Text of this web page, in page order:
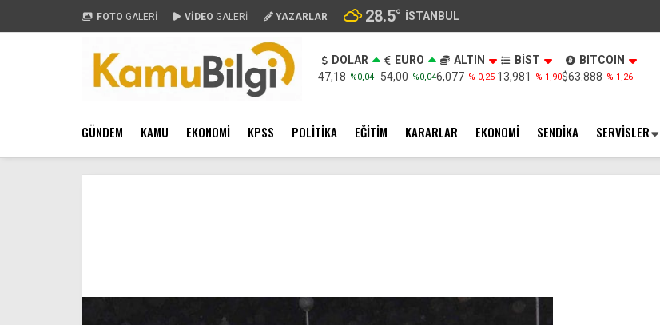
FOTO GALERİ VİDEO GALERİ YAZARLAR 28.5° İSTANBUL
DOLAR
47,18 %0,04
EURO
54,00 %0,04
ALTIN
6,077 %-0,25
BİST
13,981
%-1,90
BITCOIN
$63.888 %-1,26
GÜNDEM KAMU EKONOMİ KPSS POLİTİKA EĞİTİM KARARLAR EKONOMİ SENDİKA SERVİSLER